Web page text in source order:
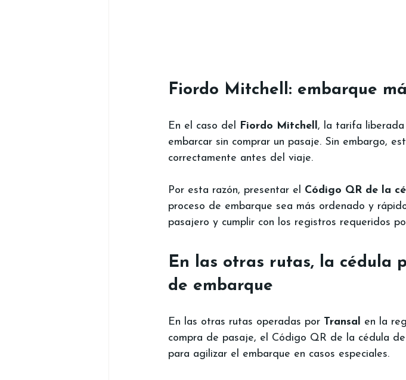
Fiordo Mitchell: embarque
En el caso del Fiordo Mitchell, la tarifa liberada
embarcar sin comprar un pasaje. Sin embargo,
correctamente antes del viaje.
Por esta razón, presentar el Código QR de la
proceso de embarque sea más ordenado y
pasajero y cumplir con los registros requeridos
En las otras rutas, la cédula
de embarque
En las otras rutas operadas por Transal en la
compra de pasaje, el Código QR de la cédula
para agilizar el embarque en casos especiales.